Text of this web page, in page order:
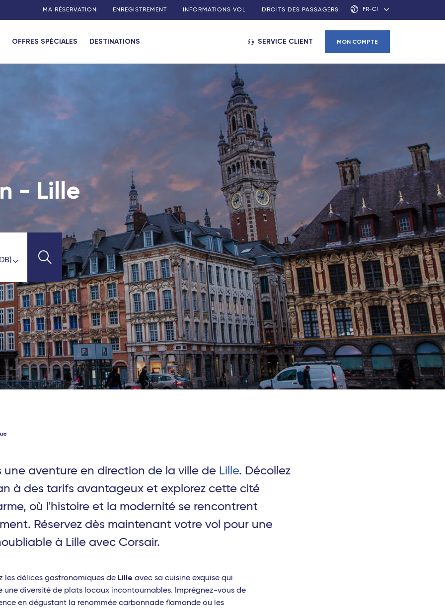
MA RÉSERVATION ENREGISTREMENT INFORMATIONS VOL DROITS DES PASSAGERS FR-CI
OFFRES SPÉCIALES DESTINATIONS SERVICE CLIENT MON COMPTE
- Lille
DESTINATIONS
Connect
Connect
Jean - TGV
TGV
Ardenne - TGV
une aventure en direction de la ville de Lille. Décollez
à des tarifs avantageux et explorez cette cité
où l'histoire et la modernité se rencontrent
Réservez dès maintenant votre vol pour une
à Lille avec Corsair.
les délices gastronomiques de Lille avec sa cuisine exquise qui
une diversité de plats locaux incontournables. Imprégnez-vous de
en dégustant la renommée carbonnade flamande ou les